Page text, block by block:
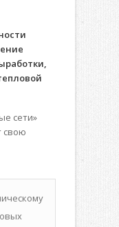
сети»
свою